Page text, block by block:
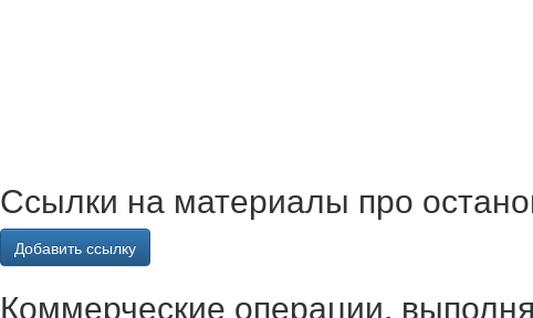
Ссылки на материалы про
Добавить ссылку
Коммерческие операции,